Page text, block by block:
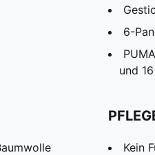
6-
und
Kein